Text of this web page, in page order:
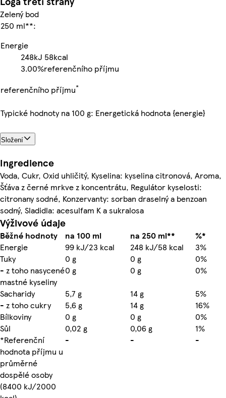
Zelený bod
250 ml**:
Energie
248kJ 58kcal
3.00%referenčního příjmu
referenčního příjmu*
Typické hodnoty na 100 g: Energetická hodnota {energie}
Složení
Ingredience
Voda, Cukr, Oxid uhličitý, Kyselina: kyselina citronová, Aroma,
Šťáva z černé mrkve z koncentrátu, Regulátor kyselosti:
citronany sodné, Konzervanty: sorban draselný a benzoan
sodný, Sladidla: acesulfam K a sukralosa
Výživové údaje
Běžné hodnoty na 100 ml na 250 ml**
%*
Energie
99 kJ/23 kcal 248 kJ/58 kcal
3%
Tuky
0 g 0 g
0%
- z toho nasycené
mastné kyseliny
0 g 0 g
0%
Sacharidy
5,7 g 14 g
5%
- z toho cukry
5,6 g 14 g
16%
Bílkoviny
0 g 0 g
0%
Sůl
0,02 g 0,06 g
1%
*Referenční
hodnota příjmu u
průměrné
dospělé osoby
(8400 kJ/2000
- - -